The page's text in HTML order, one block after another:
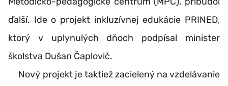
ďalší. Ide o projekt inkluzívnej edukácie PRINED,
ktorý v uplynulých dňoch podpísal minister
školstva Dušan Čaplovič.
Nový projekt je taktiež zacielený na vzdelávanie